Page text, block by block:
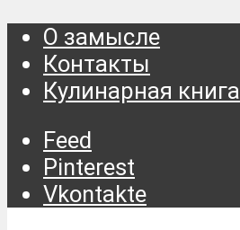
О замысле
Контакты
Кулинарная книга
Feed
Pinterest
Vkontakte